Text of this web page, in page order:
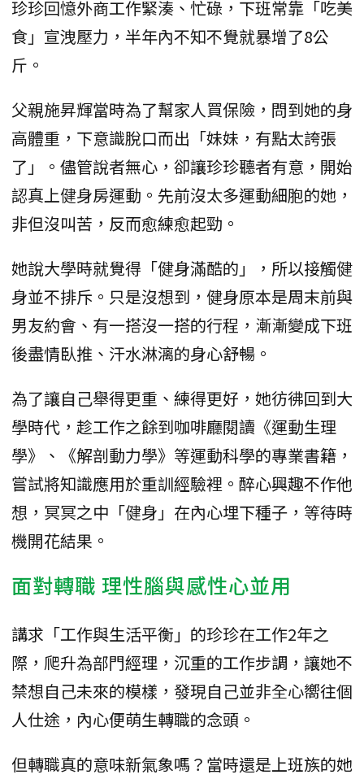
珍珍回憶外商工作緊湊、忙碌，下班常靠「吃美
食」宣洩壓力，半年內不知不覺就暴增了8公
斤。
父親施昇輝當時為了幫家人買保險，問到她的身
高體重，下意識脫口而出「妹妹，有點太誇張
了」。儘管說者無心，卻讓珍珍聽者有意，開始
認真上健身房運動。先前沒太多運動細胞的她，
非但沒叫苦，反而愈練愈起勁。
她說大學時就覺得「健身滿酷的」，所以接觸健
身並不排斥。只是沒想到，健身原本是周末前與
男友約會、有一搭沒一搭的行程，漸漸變成下班
後盡情臥推、汗水淋漓的身心舒暢。
為了讓自己舉得更重、練得更好，她彷彿回到大
學時代，趁工作之餘到咖啡廳閱讀《運動生理
學》、《解剖動力學》等運動科學的專業書籍，
嘗試將知識應用於重訓經驗裡。醉心興趣不作他
想，冥冥之中「健身」在內心埋下種子，等待時
機開花結果。
面對轉職 理性腦與感性心並用
講求「工作與生活平衡」的珍珍在工作2年之
際，爬升為部門經理，沉重的工作步調，讓她不
禁想自己未來的模樣，發現自己並非全心嚮往個
人仕途，內心便萌生轉職的念頭。
但轉職真的意味新氣象嗎？當時還是上班族的她